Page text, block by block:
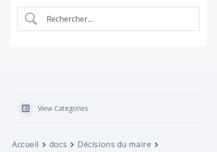
View Categories
Accueil docs
Décisions du maire